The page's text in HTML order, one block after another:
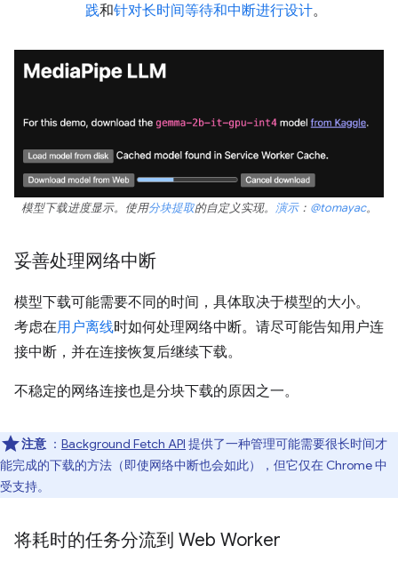
践和针对长时间等待和中断进行设计。
模型下载进度显示。使用分块提取的自定义实现。 演示： @tomayac。
妥善处理网络中断
模型下载可能需要不同的时间，具体取决于模型的大小。
考虑在用户离线时如何处理网络中断。请尽可能告知用户连
接中断，并在连接恢复后继续下载。
不稳定的网络连接也是分块下载的原因之一。
注意 ： Background Fetch API 提供了一种管理可能需要很长时间才
能完成的下载的方法（即使网络中断也会如此），但它仅在 Chrome 中
受支持。
将耗时的任务分流到 Web Worker